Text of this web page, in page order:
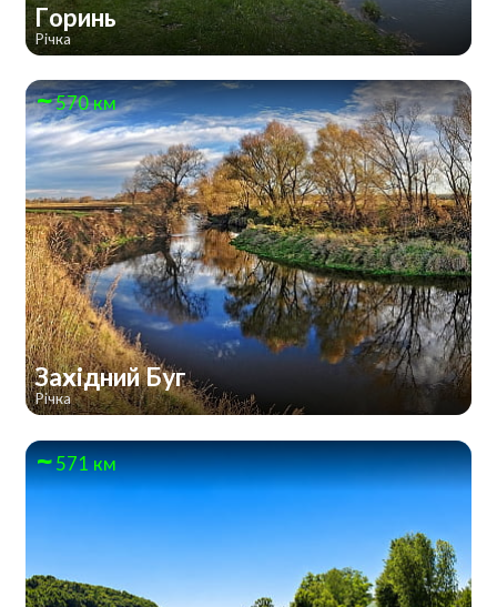
Горинь
Річка
570 км
Західний Буг
Річка
571 км